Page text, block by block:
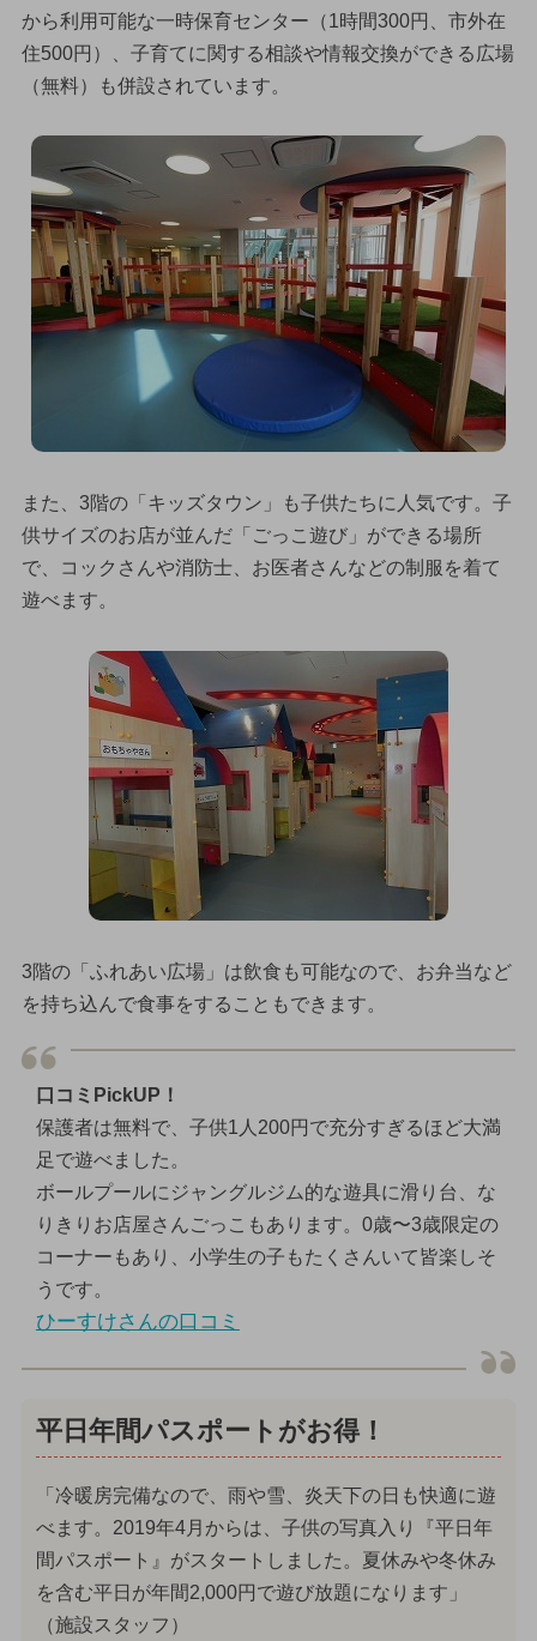
から利用可能な一時保育センター（1時間300円、市外在
住500円）、子育てに関する相談や情報交換ができる広場
（無料）も併設されています。
また、3階の「キッズタウン」も子供たちに人気です。子
供サイズのお店が並んだ「ごっこ遊び」ができる場所
で、コックさんや消防士、お医者さんなどの制服を着て
遊べます。
3階の「ふれあい広場」は飲食も可能なので、お弁当など
を持ち込んで食事をすることもできます。
口コミPickUP！
保護者は無料で、子供1人200円で充分すぎるほど大満
足で遊べました。
ボールプールにジャングルジム的な遊具に滑り台、な
りきりお店屋さんごっこもあります。0歳〜3歳限定の
コーナーもあり、小学生の子もたくさんいて皆楽しそ
うです。
ひーすけさんの口コミ
平日年間パスポートがお得！
「冷暖房完備なので、雨や雪、炎天下の日も快適に遊
べます。2019年4月からは、子供の写真入り『平日年
間パスポート』がスタートしました。夏休みや冬休み
を含む平日が年間2,000円で遊び放題になります」
（施設スタッフ）